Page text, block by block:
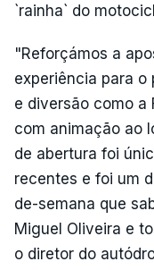
`rainha` do
"Reforçámos a
experiência para o
e diversão como a
com animação ao
de abertura foi
recentes e foi um
de-semana que
Miguel Oliveira e
o diretor do